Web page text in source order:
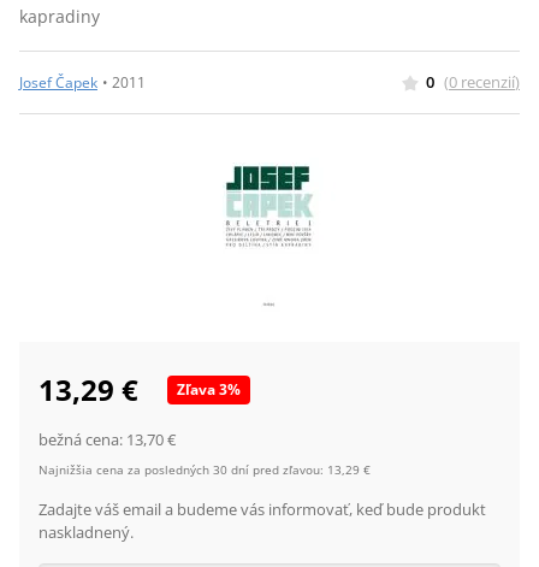
kapradiny
Josef Čapek • 2011 0 (0 recenzií)
13,29 € Zľava3%
bežná cena: 13,70 €
Najnižšia cena za posledných 30 dní pred zľavou: 13,29 €
Zadajte váš email a budeme vás informovať, keď bude produkt
naskladnený.